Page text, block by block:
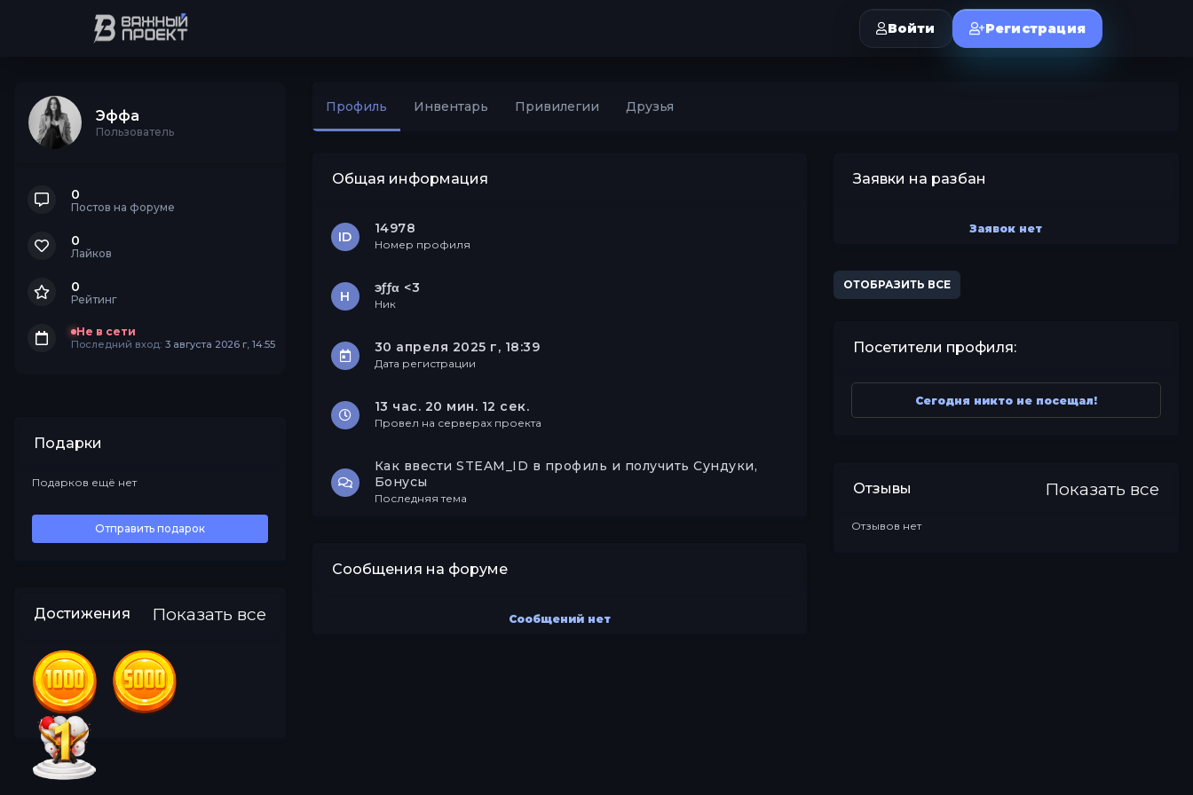
Войти Регистрация
Эффа
Пользователь
0
Постов на форуме
0
Лайков
0
Рейтинг
Не в сети
Последний вход: 3 августа 2026 г, 14:55
Подарки
Все
Подарков ещё нет
Отправить подарок
Достижения Показать все
Профиль Инвентарь Привилегии Друзья
Общая информация
ID
14978
Номер профиля
Н
эƒƒα <3
Ник
30 апреля 2025 г, 18:39
Дата регистрации
13 час. 20 мин. 12 сек.
Провел на серверах проекта
Как ввести STEAM_ID в профиль и получить Сундуки,
Бонусы
Последняя тема
Сообщения на форуме
Сообщений нет
Заявки на разбан
Заявок нет
ОТОБРАЗИТЬ ВСЕ
Посетители профиля:
Сегодня никто не посещал!
Отзывы Показать все
Отзывов нет